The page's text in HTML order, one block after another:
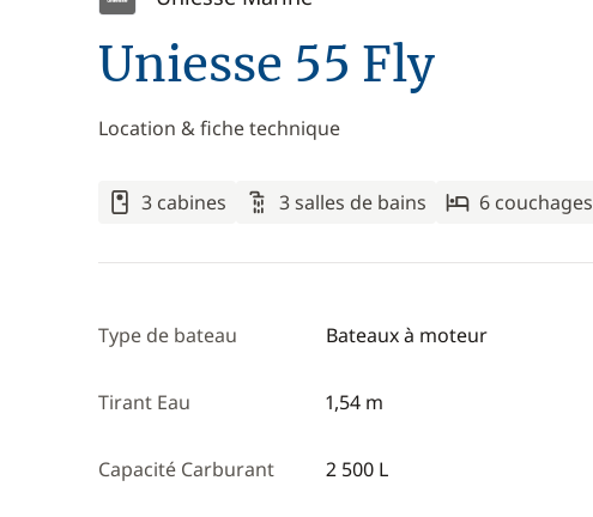
Uniesse 55 Fly
Location & fiche technique
3 cabines 3 salles de bains 6 couchages
Type de bateau Bateaux à moteur
Tirant Eau 1,54 m
Capacité Carburant 2 500 L